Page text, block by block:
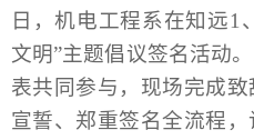
日，机电工程系在知远1
文明”主题倡议签名活动
表共同参与，现场完成
宣誓、郑重签名全流程